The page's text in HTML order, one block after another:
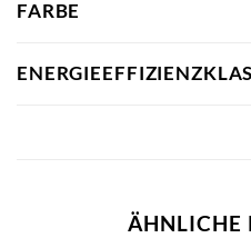
FARBE
ÄHNLICHE